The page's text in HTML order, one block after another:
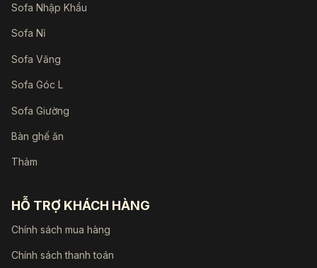
Sofa Nhập Khẩu
Sofa Nỉ
Sofa Văng
Sofa Góc L
Sofa Giường
Bàn ghế ăn
Thảm
HỖ TRỢ KHÁCH HÀNG
Chính sách mua hàng
Chính sách thanh toán